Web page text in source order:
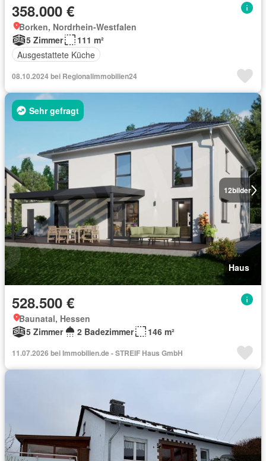
358.000 €
Borken, Nordrhein-Westfalen
5 Zimmer
111 m²
Ausgestattete Küche
08.10.2024 bei Regionalimmobilien24
12bilder
Sehr gefragt
Haus
528.500 €
Baunatal, Hessen
5 Zimmer
2 Badezimmer 146 m²
11.07.2026 bei Immobilien.de - STREIF Haus GmbH